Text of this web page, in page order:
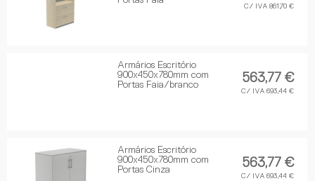
C/ IVA 861,70 €
Armários Escritório
900x450x780mm com
Portas Faia/branco
563,77 €
C/ IVA 693,44 €
Armários Escritório
900x450x780mm com
Portas Cinza
563,77 €
C/ IVA 693,44 €